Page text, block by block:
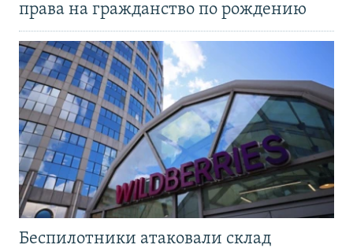
права на гражданство по рождению
Беспилотники атаковали склад